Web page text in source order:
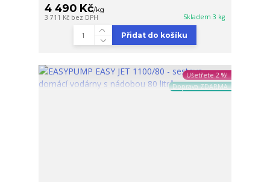
4 490 Kč/kg
3 711 Kč bez DPH Skladem 3 kg
Přidat do košíku
Ušetřete 2 %!
Doprava ZDARMA